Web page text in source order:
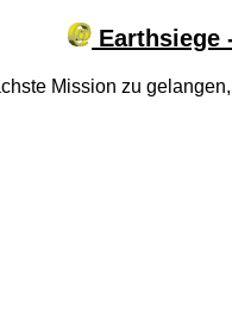
Earthsiege
Mission zu